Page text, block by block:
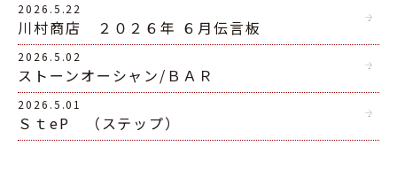
2026.5.22
川村商店 ２０２６年 ６月伝言板
2026.5.02
ストーンオーシャン/ＢＡＲ
2026.5.01
ＳｔeP （ステップ）